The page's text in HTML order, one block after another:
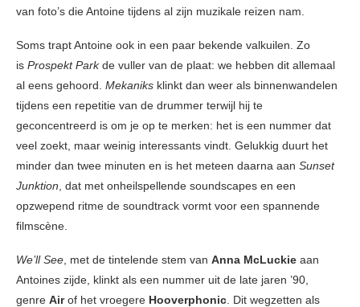
van foto’s die Antoine tijdens al zijn muzikale reizen nam.
Soms trapt Antoine ook in een paar bekende valkuilen. Zo
is Prospekt Parkde vuller van de plaat: we hebben dit allemaal
al eens gehoord. Mekaniks klinkt dan weer als binnenwandelen
tijdens een repetitie van de drummer terwijl hij te
geconcentreerd is om je op te merken: het is een nummer dat
veel zoekt, maar weinig interessants vindt. Gelukkig duurt het
minder dan twee minuten en is het meteen daarna aan Sunset
Junktion , dat met onheilspellende soundscapes en een
opzwepend ritme de soundtrack vormt voor een spannende
filmscène.
We’ll See , met de tintelende stem van Anna McLuckie aan
Antoines zijde, klinkt als een nummer uit de late jaren ’90,
genre Airof het vroegere Hooverphonic . Dit wegzetten als